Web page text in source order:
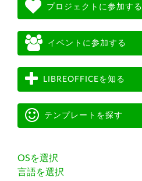
プロジェクトに参加する
イベントに参加する
LIBREOFFICEを知る
テンプレートを探す
OSを選択
言語を選択